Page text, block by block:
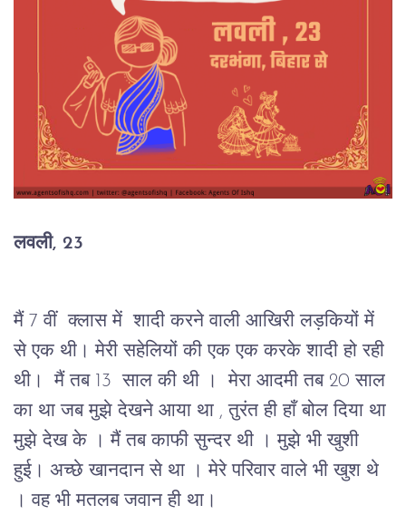
लवली, 23
मैं 7 वीं  क्लास में  शादी करने वाली आखिरी लड़कियों में
से एक थी। मेरी सहेलियों की एक एक करके शादी हो रही
थी।  मैं तब 13  साल की थी ।  मेरा आदमी तब 20 साल
का था जब मुझे देखने आया था , तुरंत ही हाँ बोल दिया था
मुझे देख के । मैं तब काफी सुन्दर थी । मुझे भी खुशी
हुई। अच्छे खानदान से था । मेरे परिवार वाले भी खुश थे
। वह भी मतलब जवान ही था।